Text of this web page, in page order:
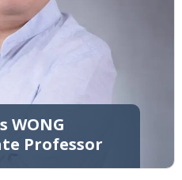
WONG
Professor